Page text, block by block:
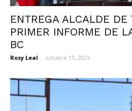
ENTREGA ALCALDE
PRIMER INFORME DE
BC
Rosy Leal - octubre 15, 2025